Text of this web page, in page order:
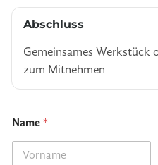
Abschluss
Gemeinsames Werkstück
zum Mitnehmen
E
-
Name *